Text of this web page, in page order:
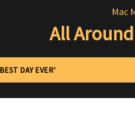
Mac
All
DAY EVER'